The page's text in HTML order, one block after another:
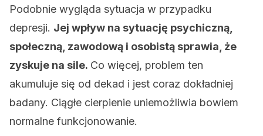
Podobnie wygląda sytuacja w przypadku
depresji. Jej wpływ na sytuację psychiczną,
społeczną, zawodową i osobistą sprawia, że
zyskuje na sile. Co więcej, problem ten
akumuluje się od dekad i jest coraz dokładniej
badany. Ciągłe cierpienie uniemożliwia bowiem
normalne funkcjonowanie.